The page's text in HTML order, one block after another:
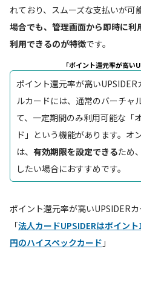
れており、スムーズな支払いが可
場合でも、管理画面から即時に
利用できるのが特徴です。
「ポイント還元率が高
ポイント還元率が高いUPSIDER
ルカードには、通常のバーチャ
て、一定期間のみ利用可能な「
ド」という機能があります。オ
は、 有効期限を設定できるため
したい場合におすすめです。
ポイント還元率が高いUPSIDER
「法人カードUPSIDERはポイン
円のハイスペックカード 」